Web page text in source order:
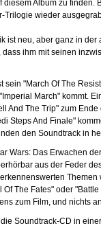
diesem Album zu finden.
Trilogie wieder
ist neu, aber ganz in
dass ihm mit seinen
sein "March Of The
March" kommt.
And The Trip" zum
Steps And Finale"
den Soundtrack in
Wars: Das Erwachen
aus der Feder
Of The Fates" oder
zum Film, und nichts
Soundtrack-CD in